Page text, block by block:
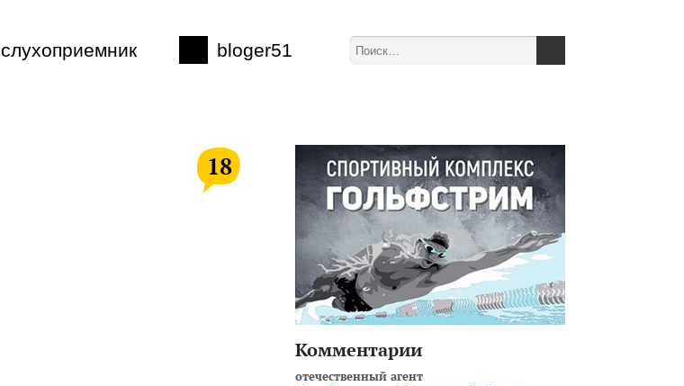
слухоприемник bloger51
18
Комментарии
отечественный агент